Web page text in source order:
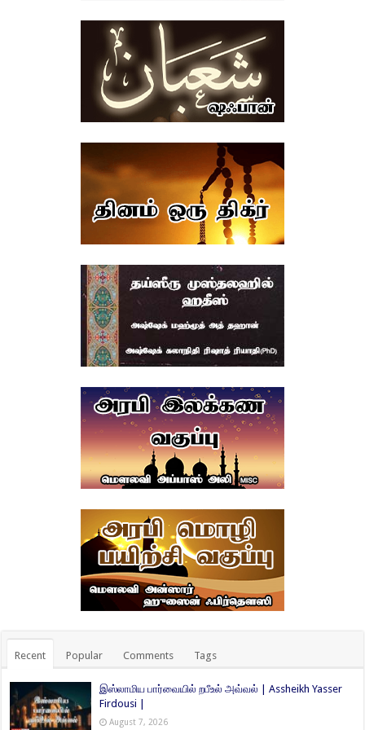
Recent Popular Comments Tags
இஸ்லாமிய பார்வையில் றபீஉல் அவ்வல் | Assheikh Yasser
Firdousi |
August 7, 2026